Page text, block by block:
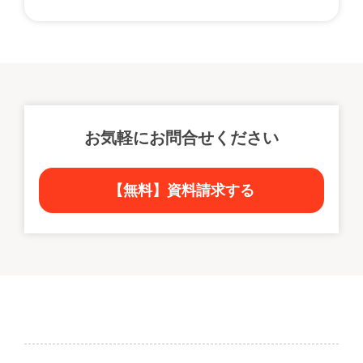
お気軽にお問合せください
【無料】資料請求する